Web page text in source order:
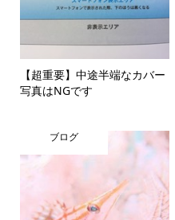
【超重要】中途半端なカバー
写真はNGです
ブログ